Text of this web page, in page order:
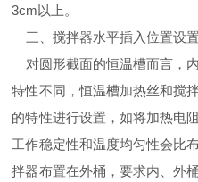
3cm以上。
三、搅拌器水平插入位置设置
对圆形截面的恒温槽而言，
特性不同，恒温槽加热丝和搅
的特性进行设置，如将加热电
工作稳定性和温度均匀性会比
拌器布置在外桶，要求内、外